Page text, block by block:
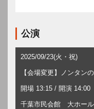
公演
2025/09/23(火・祝)
【会場変更】ノンタン
開場 13:15 / 開演 14:00
千葉市民会館 大ホー